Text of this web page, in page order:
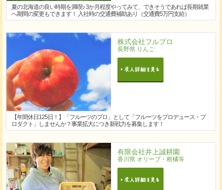
夏の北海道の良い時期を満喫♪ 3か月程度やってみて、できそうであれば長期就業
へ期間の変更もできます！ 入社時の交通費補助あり（交通費5万円支給）
株式会社フルプロ
長野県 りんご
【年間休日125日！】「フルーツのプロ」として「フルーツをプロデュース・プ
ロダクト」しませんか？事業拡大につき新戦力を募集します！
有限会社井上誠耕園
香川県 オリーブ・柑橘等